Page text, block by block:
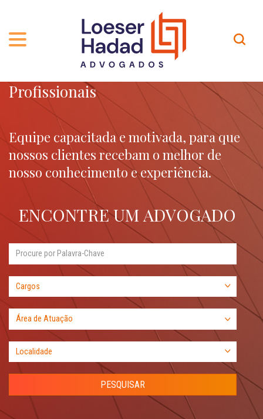
QUEM SOMOS
TRAJETÓRIA
INCLUSÃO E DIVERSIDADE
INTERNATIONAL NETWORK
PRÊMIOS
ÁREAS DE ATUAÇÃO
PROFISSIONAIS
PUBLICAÇÕES
CARREIRA
Contato
Profissionais
Equipe capacitada e motivada, para que
nossos clientes recebam o melhor de
nosso conhecimento e experiência.
ENCONTRE UM ADVOGADO